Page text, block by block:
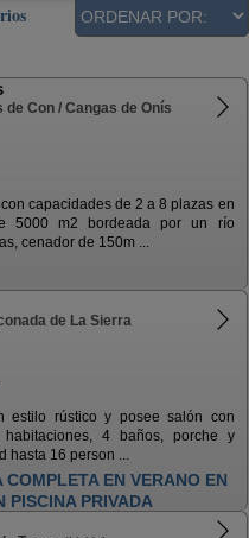
de Con / Cangas de Onís
capacidades de 2 a 8 plazas en
5000 m2 bordeada por un río
cenador de 150m ...
de La Sierra
estilo rústico y posee salón con
4 baños, porche y
hasta 16 person ...
COMPLETA EN VERANO EN
PISCINA PRIVADA